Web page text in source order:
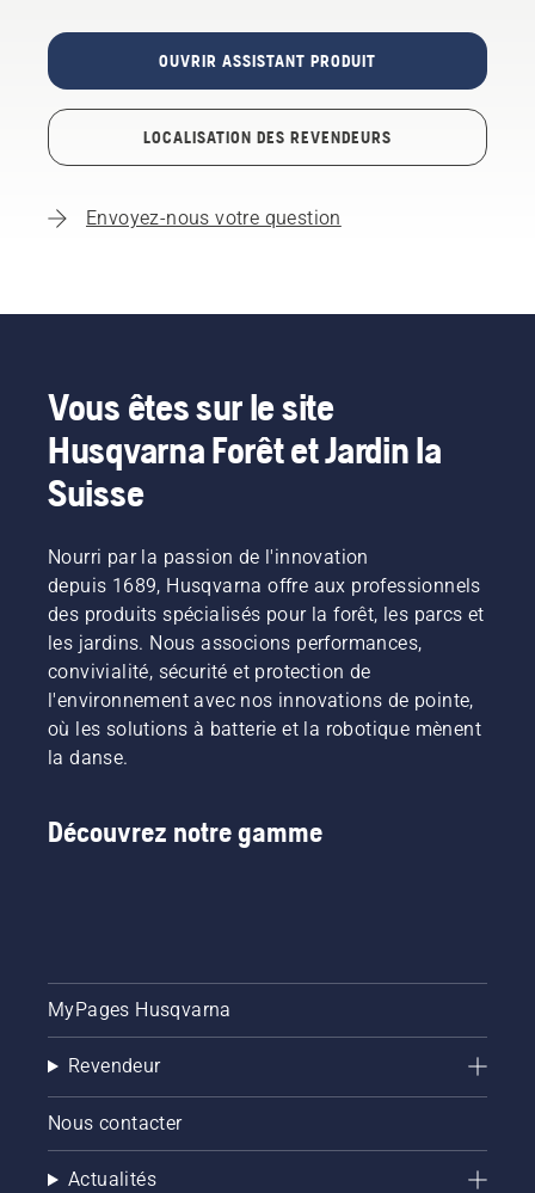
OUVRIR ASSISTANT PRODUIT
LOCALISATION DES REVENDEURS
Envoyez-nous votre question
Vous êtes sur le site
Husqvarna Forêt et Jardin la
Suisse
Nourri par la passion de l'innovation
depuis 1689, Husqvarna offre aux professionnels
des produits spécialisés pour la forêt, les parcs et
les jardins. Nous associons performances,
convivialité, sécurité et protection de
l'environnement avec nos innovations de pointe,
où les solutions à batterie et la robotique mènent
la danse.
Découvrez notre gamme
MyPages Husqvarna
Revendeur
Nous contacter
Actualités